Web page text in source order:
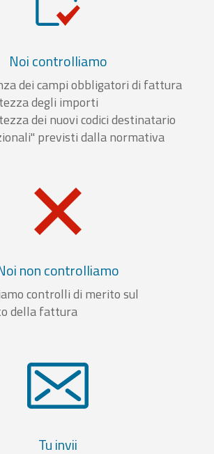
Noi controlliamo
dei campi obbligatori di fattura
degli importi
dei nuovi codici destinatario
previsti dalla normativa
non controlliamo
controlli di merito sul
della fattura
Tu invii